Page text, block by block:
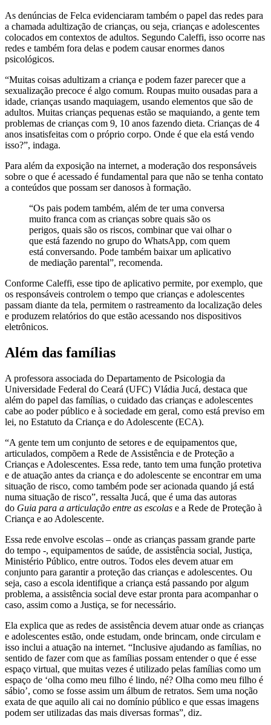
As denúncias de Felca evidenciaram também o papel das redes para
a chamada adultização de crianças, ou seja, crianças e adolescentes
colocados em contextos de adultos. Segundo Caleffi, isso ocorre nas
redes e também fora delas e podem causar enormes danos
psicológicos.
“Muitas coisas adultizam a criança e podem fazer parecer que a
sexualização precoce é algo comum. Roupas muito ousadas para a
idade, crianças usando maquiagem, usando elementos que são de
adultos. Muitas crianças pequenas estão se maquiando, a gente tem
problemas de crianças com 9, 10 anos fazendo dieta. Crianças de 4
anos insatisfeitas com o próprio corpo. Onde é que ela está vendo
isso?”, indaga.
Para além da exposição na internet, a moderação dos responsáveis
sobre o que é acessado é fundamental para que não se tenha contato
a conteúdos que possam ser danosos à formação.
“Os pais podem também, além de ter uma conversa
muito franca com as crianças sobre quais são os
perigos, quais são os riscos, combinar que vai olhar o
que está fazendo no grupo do WhatsApp, com quem
está conversando. Pode também baixar um aplicativo
de mediação parental”, recomenda.
Conforme Caleffi, esse tipo de aplicativo permite, por exemplo, que
os responsáveis controlem o tempo que crianças e adolescentes
passam diante da tela, permitem o rastreamento da localização deles
e produzem relatórios do que estão acessando nos dispositivos
eletrônicos.
Além das famílias
A professora associada do Departamento de Psicologia da
Universidade Federal do Ceará (UFC) Vládia Jucá, destaca que
além do papel das famílias, o cuidado das crianças e adolescentes
cabe ao poder público e à sociedade em geral, como está previso em
lei, no Estatuto da Criança e do Adolescente (ECA).
“A gente tem um conjunto de setores e de equipamentos que,
articulados, compõem a Rede de Assistência e de Proteção a
Crianças e Adolescentes. Essa rede, tanto tem uma função protetiva
e de atuação antes da criança e do adolescente se encontrar em uma
situação de risco, como também pode ser acionada quando já está
numa situação de risco”, ressalta Jucá, que é uma das autoras
do Guia para a articulação entre as escolas e a Rede de Proteção à
Criança e ao Adolescente.
Essa rede envolve escolas – onde as crianças passam grande parte
do tempo -, equipamentos de saúde, de assistência social, Justiça,
Ministério Público, entre outros. Todos eles devem atuar em
conjunto para garantir a proteção das crianças e adolescentes. Ou
seja, caso a escola identifique a criança está passando por algum
problema, a assistência social deve estar pronta para acompanhar o
caso, assim como a Justiça, se for necessário.
Ela explica que as redes de assistência devem atuar onde as crianças
e adolescentes estão, onde estudam, onde brincam, onde circulam e
isso inclui a atuação na internet. “Inclusive ajudando as famílias, no
sentido de fazer com que as famílias possam entender o que é esse
espaço virtual, que muitas vezes é utilizado pelas famílias como um
espaço de ‘olha como meu filho é lindo, né? Olha como meu filho é
sábio’, como se fosse assim um álbum de retratos. Sem uma noção
exata de que aquilo ali cai no domínio público e que essas imagens
podem ser utilizadas das mais diversas formas”, diz.